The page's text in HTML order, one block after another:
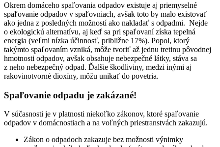
Okrem domáceho spaľovania odpadov existuje aj priemyselné
spaľovanie odpadov v spaľovniach, avšak toto by malo existovať
ako jedna z posledných možností ako nakladať s odpadmi. Nejde
o ekologickú alternatívu, aj keď sa pri spaľovaní získa tepelná
energia (veľmi nízka účinnosť, približne 17%). Popol, ktorý
takýmto spaľovaním vzniká, môže tvoriť až jednu tretinu pôvodnej
hmotnosti odpadov, avšak obsahuje nebezpečné látky, stáva sa
z neho nebezpečný odpad. Ďalšie škodliviny, medzi inými aj
rakovinotvorné dioxíny, môžu unikať do povetria.
Spaľovanie odpadu je zakázané!
V súčasnosti je v platnosti niekoľko zákonov, ktoré spaľovanie
odpadov v domácnostiach a na voľných priestranstvách zakazujú.
Zákon o odpadoch zakazuje bez možnosti výnimky